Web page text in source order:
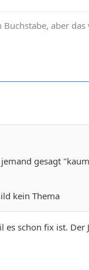
Buchstabe, aber
gesagt
kein Thema
schon fix ist. Der